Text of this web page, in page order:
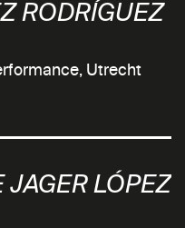
RODRÍGUEZ
Utrecht
JAGER LÓPEZ